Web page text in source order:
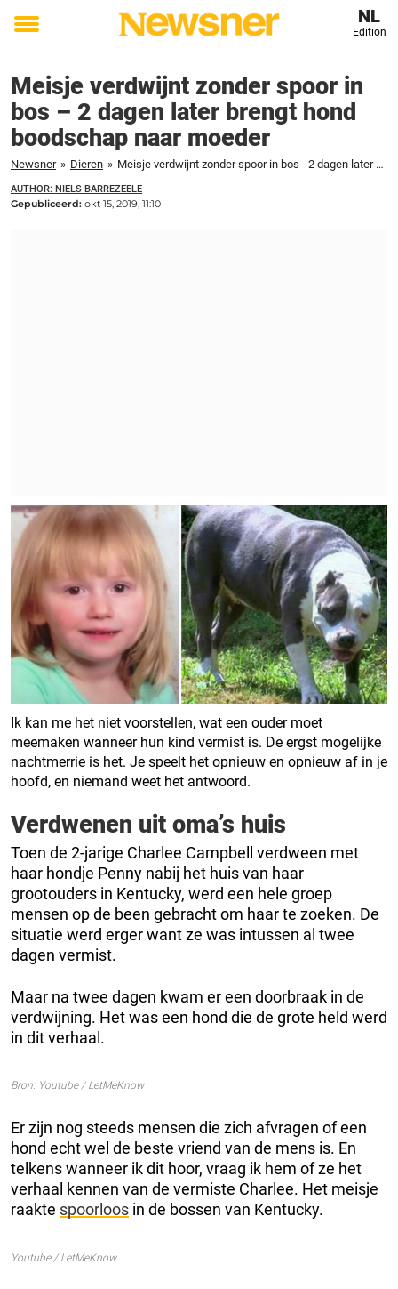
Toggle
NL
Edition
Meisje verdwijnt zonder spoor in
bos – 2 dagen later brengt hond
boodschap naar moeder
Newsner » Dieren » Meisje verdwijnt zonder spoor in bos - 2 dagen later brengt hond boodschap naar moeder
AUTHOR: NIELS BARREZEELE
Gepubliceerd: okt 15, 2019, 11:10
Ik kan me het niet voorstellen, wat een ouder moet
meemaken wanneer hun kind vermist is. De ergst mogelijke
nachtmerrie is het. Je speelt het opnieuw en opnieuw af in je
hoofd, en niemand weet het antwoord.
Verdwenen uit oma’s huis
Toen de 2-jarige Charlee Campbell verdween met
haar hondje Penny nabij het huis van haar
grootouders in Kentucky, werd een hele groep
mensen op de been gebracht om haar te zoeken. De
situatie werd erger want ze was intussen al twee
dagen vermist.
Maar na twee dagen kwam er een doorbraak in de
verdwijning. Het was een hond die de grote held werd
in dit verhaal.
Bron: Youtube / LetMeKnow
Er zijn nog steeds mensen die zich afvragen of een
hond echt wel de beste vriend van de mens is. En
telkens wanneer ik dit hoor, vraag ik hem of ze het
verhaal kennen van de vermiste Charlee. Het meisje
raakte spoorloos in de bossen van Kentucky.
Youtube / LetMeKnow